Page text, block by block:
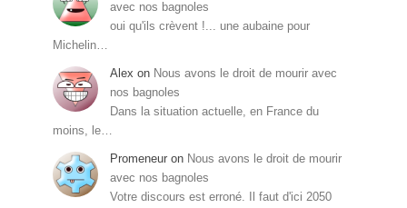
avec nos bagnoles
oui qu'ils crèvent !... une aubaine pour
Michelin…
Alex on Nous avons le droit de mourir avec
nos bagnoles
Dans la situation actuelle, en France du
moins, le…
Promeneur on Nous avons le droit de mourir
avec nos bagnoles
Votre discours est erroné. Il faut d'ici 2050